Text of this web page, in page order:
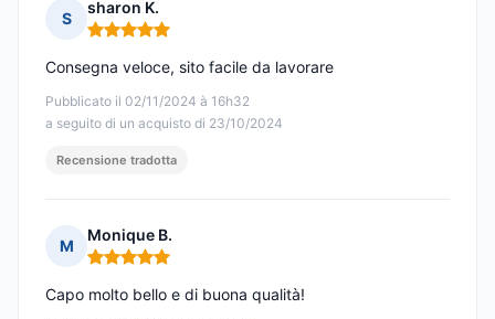
S
sharon K.
Nota: 5 su 5
Pubblicato il 02/11/2024 à 16h32
a seguito di un acquisto di 23/10/2024
Consegna veloce, sito facile da lavorare
Recensione tradotta
M
Monique B.
Nota: 5 su 5
Capo molto bello e di buona qualità!